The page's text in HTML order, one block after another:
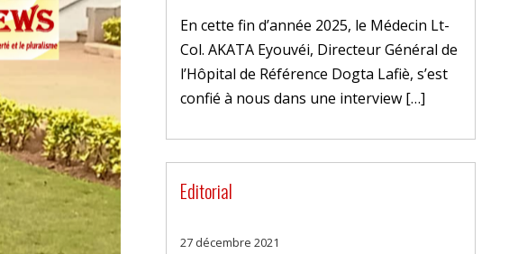
En cette fin d’année 2025, le Médecin Lt-
Col. AKATA Eyouvéi, Directeur Général de
l’Hôpital de Référence Dogta Lafiè, s’est
confié à nous dans une interview […]
Editorial
27 décembre 2021